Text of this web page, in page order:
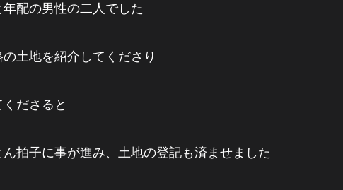
配の男性の二人でした
土地を紹介してくださり
ださると
拍子に事が進み、土地の登記も済ませました